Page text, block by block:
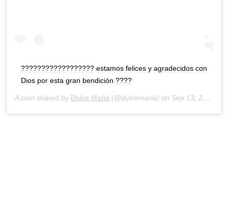
?????????????????? estamos felices y agradecidos con
Dios por esta gran bendición ????
A post shared by Dulce Maria (@dulcemaria) on Sep 13, 2020 at 1:48pm PDT